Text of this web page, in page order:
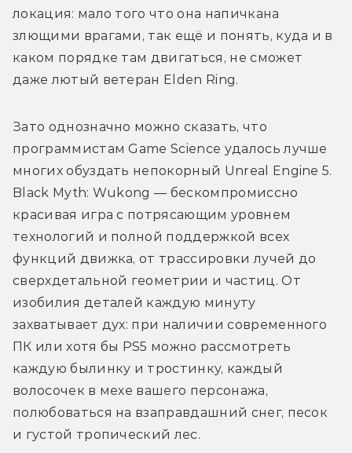
локация: мало того что она напичкана
злющими врагами, так ещё и понять, куда и в
каком порядке там двигаться, не сможет
даже лютый ветеран Elden Ring.
Зато однозначно можно сказать, что
программистам Game Science удалось лучше
многих обуздать непокорный Unreal Engine 5.
Black Myth: Wukong — бескомпромиссно
красивая игра с потрясающим уровнем
технологий и полной поддержкой всех
функций движка, от трассировки лучей до
сверхдетальной геометрии и частиц. От
изобилия деталей каждую минуту
захватывает дух: при наличии современного
ПК или хотя бы PS5 можно рассмотреть
каждую былинку и тростинку, каждый
волосочек в мехе вашего персонажа,
полюбоваться на взаправдашний снег, песок
и густой тропический лес.